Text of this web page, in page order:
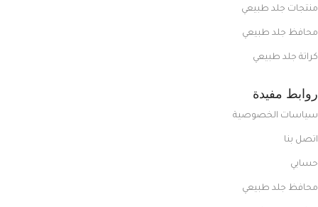
منتجات جلد طبيعي
محافظ جلد طبيعي
كراتة جلد طبيعي
روابط مفيدة
سياسات الخصوصية
اتصل بنا
حسابي
محافظ جلد طبيعي